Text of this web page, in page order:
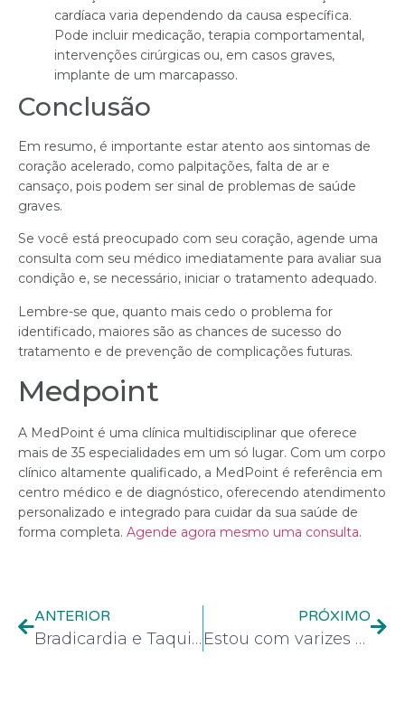
cardíaca varia dependendo da causa específica.
Pode incluir medicação, terapia comportamental,
intervenções cirúrgicas ou, em casos graves,
implante de um marcapasso.
Conclusão
Em resumo, é importante estar atento aos sintomas de
coração acelerado, como palpitações, falta de ar e
cansaço, pois podem ser sinal de problemas de saúde
graves.
Se você está preocupado com seu coração, agende uma
consulta com seu médico imediatamente para avaliar sua
condição e, se necessário, iniciar o tratamento adequado.
Lembre-se que, quanto mais cedo o problema for
identificado, maiores são as chances de sucesso do
tratamento e de prevenção de complicações futuras.
Medpoint
A MedPoint é uma clínica multidisciplinar que oferece
mais de 35 especialidades em um só lugar. Com um corpo
clínico altamente qualificado, a MedPoint é referência em
centro médico e de diagnóstico, oferecendo atendimento
personalizado e integrado para cuidar da sua saúde de
forma completa. Agende agora mesmo uma consulta.
ANTERIOR
Bradicardia e Taquicardia: tipos de frequência cardíaca e diferenças
PRÓXIMO
Estou com varizes e agora ? Saiba como ela é causada e como funciona o tratamento